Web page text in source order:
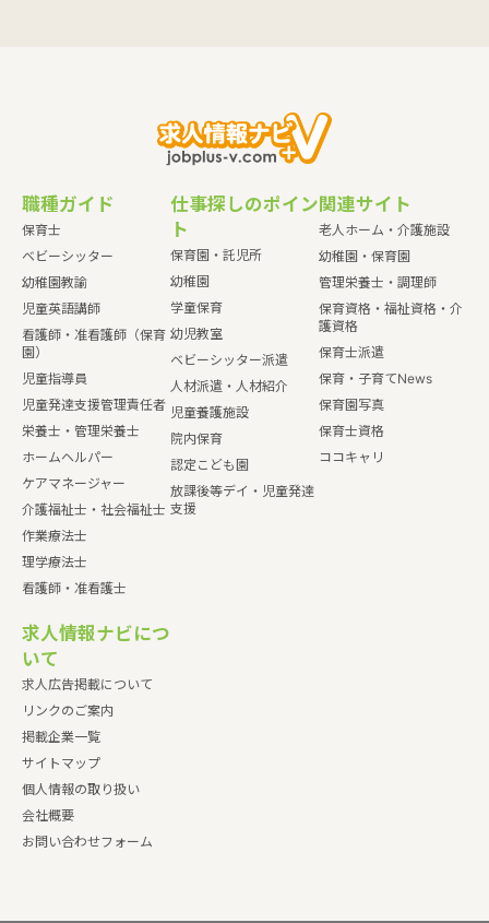
職種ガイド
保育士
ベビーシッター
幼稚園教諭
児童英語講師
看護師・准看護師（保育
園）
児童指導員
児童発達支援管理責任者
栄養士・管理栄養士
ホームヘルパー
ケアマネージャー
介護福祉士・社会福祉士
作業療法士
理学療法士
看護師・准看護士
仕事探しのポイン
ト
保育園・託児所
幼稚園
学童保育
幼児教室
ベビーシッター派遣
人材派遣・人材紹介
児童養護施設
院内保育
認定こども園
放課後等デイ・児童発達
支援
関連サイト
老人ホーム・介護施設
幼稚園・保育園
管理栄養士・調理師
保育資格・福祉資格・介
護資格
保育士派遣
保育・子育てNews
保育園写真
保育士資格
ココキャリ
求人情報ナビにつ
いて
求人広告掲載について
リンクのご案内
掲載企業一覧
サイトマップ
個人情報の取り扱い
会社概要
お問い合わせフォーム